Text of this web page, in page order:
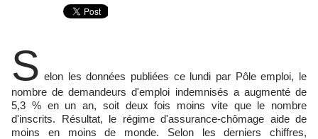
S elon les données publiées ce lundi par Pôle emploi, le
nombre de demandeurs d'emploi indemnisés a augmenté de
5,3 % en un an, soit deux fois moins vite que le nombre
d'inscrits. Résultat, le régime d'assurance-chômage aide de
moins en moins de monde. Selon les derniers chiffres,